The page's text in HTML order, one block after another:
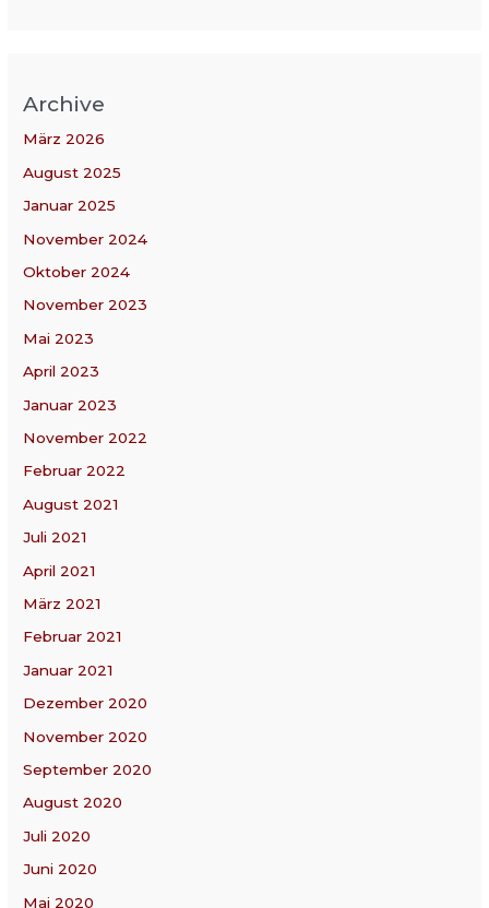
Archive
März 2026
August 2025
Januar 2025
November 2024
Oktober 2024
November 2023
Mai 2023
April 2023
Januar 2023
November 2022
Februar 2022
August 2021
Juli 2021
April 2021
März 2021
Februar 2021
Januar 2021
Dezember 2020
November 2020
September 2020
August 2020
Juli 2020
Juni 2020
Mai 2020